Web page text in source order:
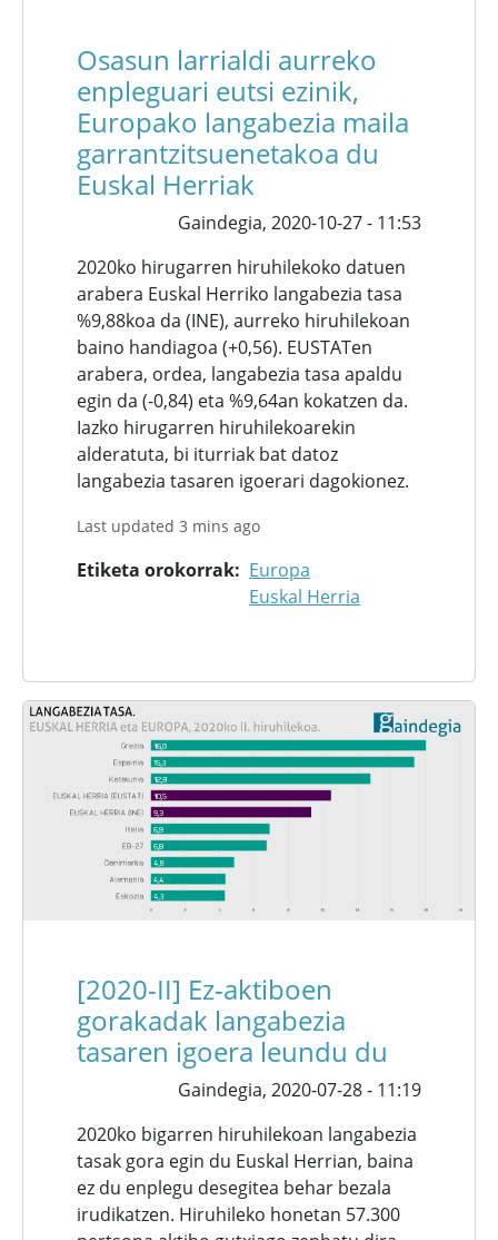
Osasun larrialdi aurreko
enpleguari eutsi ezinik,
Europako langabezia maila
garrantzitsuenetakoa du
Euskal Herriak
Gaindegia, 2020-10-27 - 11:53
2020ko hirugarren hiruhilekoko datuen
arabera Euskal Herriko langabezia tasa
%9,88koa da (INE), aurreko hiruhilekoan
baino handiagoa (+0,56). EUSTATen
arabera, ordea, langabezia tasa apaldu
egin da (-0,84) eta %9,64an kokatzen da.
Iazko hirugarren hiruhilekoarekin
alderatuta, bi iturriak bat datoz
langabezia tasaren igoerari dagokionez.
Last updated 3 mins ago
Etiketa orokorrak
Europa
Euskal Herria
[2020-II] Ez-aktiboen
gorakadak langabezia
tasaren igoera leundu du
Gaindegia, 2020-07-28 - 11:19
2020ko bigarren hiruhilekoan langabezia
tasak gora egin du Euskal Herrian, baina
ez du enplegu desegitea behar bezala
irudikatzen. Hiruhileko honetan 57.300